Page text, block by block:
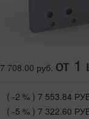
7 708.00 руб. от 1
( -2 % ) 7 553.84
( -5 % ) 7 322.60